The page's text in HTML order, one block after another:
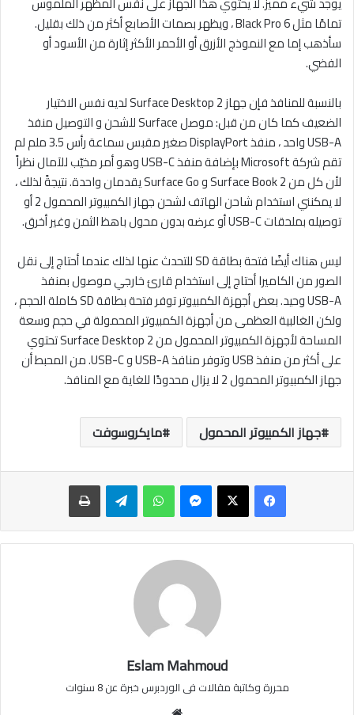
تمامًا مثل Black Pro 6 ، ويظهر بصمات الأصابع أكثر من ذلك بقليل.
سأذهب إما مع النموذج الأزرق أو الأحمر الأكثر إثارة من الأسود أو
الفضي.
بالنسبة للمنافذ فإن جهاز Surface Desktop 2 لديه نفس الاختيار
الضعيف كما كان من قبل: موصل Surface للشحن و التوصيل منفذ
USB-A واحد ، منفذ DisplayPort صغير مقبس سماعة رأس 3.5 ملم لم
تقم شركة Microsoft بإضافة منفذ USB-C وهو أمر مخيّب للآمال نظراً
لأن كل من Surface Book 2 و Surface Go يقدمان واحدة. نتيجةً لذلك ،
لا يمكنني استخدام شاحن الهاتف لشحن جهاز الكمبيوتر المحمول 2 أو
توصيله بملحقات USB-C أو عرضه بدون محول باهظ الثمن وغير أخرق.
ليس هناك أيضًا فتحة بطاقة SD للتحدث عنها لذلك عندما أحتاج إلى نقل
الصور من الكاميرا أحتاج إلى استخدام قارئ خارجي موصول بمنفذ
USB-A وحيد. بعض أجهزة الكمبيوتر توفر فتحة بطاقة SD كاملة الحجم ،
ولكن الغالبية العظمى من أجهزة الكمبيوتر المحمولة في حجم وسعة
المساحة لأجهزة الكمبيوتر المحمول من Surface Desktop 2 تحتوي
على أكثر من منفذ USB وتوفر منافذ USB-A و USB-C. من المحبط أن
جهاز الكمبيوتر المحمول 2 لا يزال محدودًا للغاية مع المنافذ.
جهاز الكمبيوتر المحمول مايكروسوفت
ماسنجر واتساب تيلقرام
Eslam Mahmoud
محررة وكاتبة مقالات فى الوردبرس خبرة عن 8 سنوات